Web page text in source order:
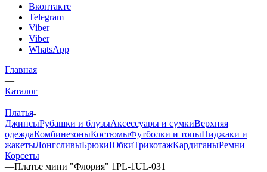
Вконтакте
Telegram
Viber
Viber
WhatsApp
Главная
—
Каталог
—
Платья
ДжинсыРубашки и блузыАксессуары и сумкиВерхняя
одеждаКомбинезоныКостюмыФутболки и топыПиджаки и
жакетыЛонгсливыБрюкиЮбкиТрикотажКардиганыРемни
Корсеты
—Платье мини "Флория" 1PL-1UL-031